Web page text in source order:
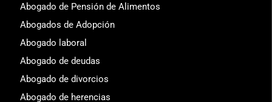
Abogado de Pensión de Alimentos
Abogados de Adopción
Abogado laboral
Abogado de deudas
Abogado de divorcios
Abogado de herencias